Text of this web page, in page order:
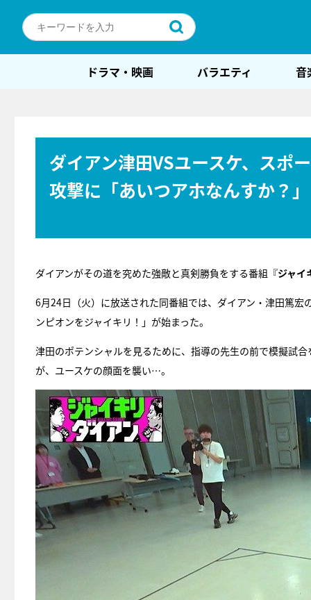
ドラマ・映画 バラエティ 音
ダイアン津田VSユースケ、スポ
攻撃に「あいつアホなんすか？」
ダイアンがその道を究めた強敵と真剣勝負をする番組『ジャイ
6月24日（火）に放送された同番組では、ダイアン・津田篤
ンピオンをジャイキリ！」が始まった。
津田のポテンシャルを見るために、指導の先生の前で模擬試
が、ユースケの顔面を襲い…。